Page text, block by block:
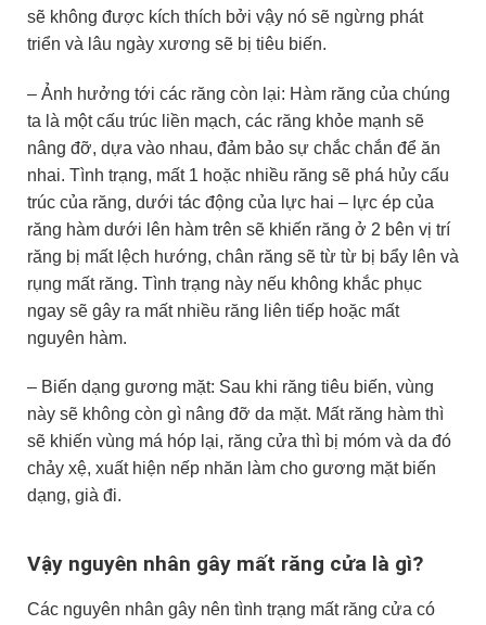
sẽ không được kích thích bởi vậy nó sẽ ngừng phát
triển và lâu ngày xương sẽ bị tiêu biến.
– Ảnh hưởng tới các răng còn lại: Hàm răng của chúng
ta là một cấu trúc liền mạch, các răng khỏe mạnh sẽ
nâng đỡ, dựa vào nhau, đảm bảo sự chắc chắn để ăn
nhai. Tình trạng, mất 1 hoặc nhiều răng sẽ phá hủy cấu
trúc của răng, dưới tác động của lực hai – lực ép của
răng hàm dưới lên hàm trên sẽ khiến răng ở 2 bên vị trí
răng bị mất lệch hướng, chân răng sẽ từ từ bị bẩy lên và
rụng mất răng. Tình trạng này nếu không khắc phục
ngay sẽ gây ra mất nhiều răng liên tiếp hoặc mất
nguyên hàm.
– Biến dạng gương mặt: Sau khi răng tiêu biến, vùng
này sẽ không còn gì nâng đỡ da mặt. Mất răng hàm thì
sẽ khiến vùng má hóp lại, răng cửa thì bị móm và da đó
chảy xệ, xuất hiện nếp nhăn làm cho gương mặt biến
dạng, già đi.
Vậy nguyên nhân gây mất răng cửa là gì?
Các nguyên nhân gây nên tình trạng mất răng cửa có